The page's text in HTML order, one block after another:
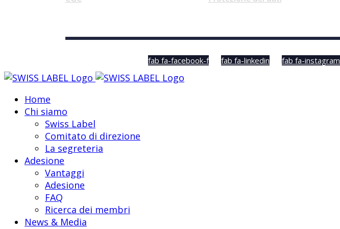
fab fa-facebook-f fab fa-linkedin fab fa-instagram
Home
Chi siamo
Swiss Label
Comitato di direzione
La segreteria
Adesione
Vantaggi
Adesione
FAQ
Ricerca dei membri
News & Media